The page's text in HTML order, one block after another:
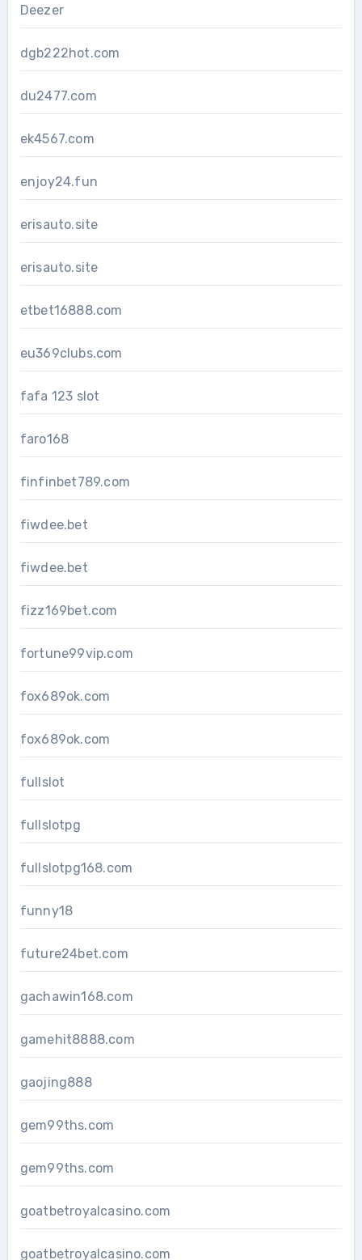
Deezer
dgb222hot.com
du2477.com
ek4567.com
enjoy24.fun
erisauto.site
erisauto.site
etbet16888.com
eu369clubs.com
fafa 123 slot
faro168
finfinbet789.com
fiwdee.bet
fiwdee.bet
fizz169bet.com
fortune99vip.com
fox689ok.com
fox689ok.com
fullslot
fullslotpg
fullslotpg168.com
funny18
future24bet.com
gachawin168.com
gamehit8888.com
gaojing888
gem99ths.com
gem99ths.com
goatbetroyalcasino.com
goatbetroyalcasino.com